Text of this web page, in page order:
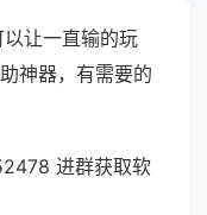
让一直输的玩
神器，有需要的
进群获取软